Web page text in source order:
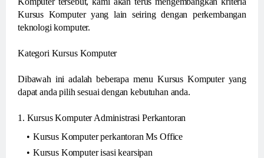
Kursus Komputer yang lain seiring dengan perkembangan
teknologi komputer.
Kategori Kursus Komputer
Dibawah ini adalah beberapa menu Kursus Komputer yang
dapat anda pilih sesuai dengan kebutuhan anda.
1. Kursus Komputer Administrasi Perkantoran
Kursus Komputer perkantoran Ms Office
Kursus Komputer isasi kearsipan